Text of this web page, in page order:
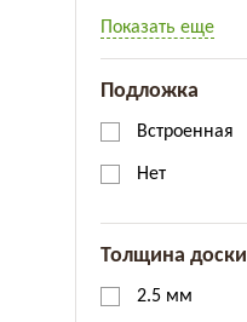
Показать еще
Подложка
Встроенная
Нет
Толщина доски
2.5 мм